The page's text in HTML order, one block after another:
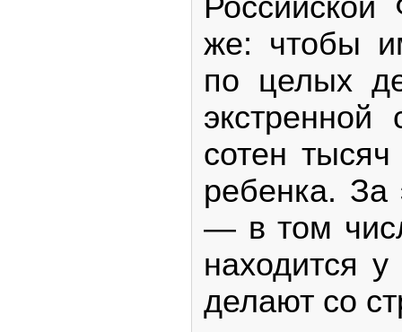
же: чтобы
по целых
экстренной
сотен
ребенка. За
— в том
находится
делают со